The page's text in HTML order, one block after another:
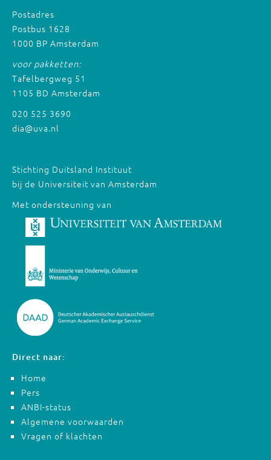
Postadres
Postbus 1628
1000 BP Amsterdam
voor pakketten:
Tafelbergweg 51
1105 BD Amsterdam
020 525 3690
dia@uva.nl
Stichting Duitsland Instituut
bij de Universiteit van Amsterdam
Met ondersteuning van
Direct naar:
Home
Pers
ANBI-status
Algemene voorwaarden
Vragen of klachten